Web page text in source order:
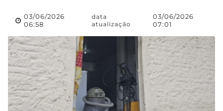
03/06/2026
06:58
data
atualização
03/06/2026
07:01